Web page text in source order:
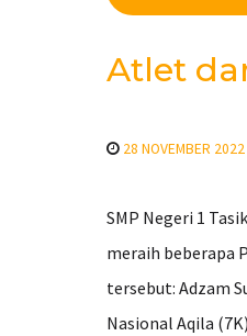
Atlet
28 NOVEMBER 2022
SMP Negeri 1
meraih beberapa
tersebut: Adzam
Nasional Aqila